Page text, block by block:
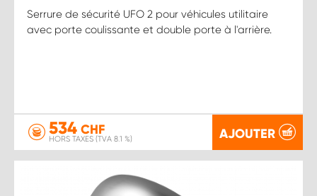
Serrure de sécurité UFO 2 pour véhicules utilitaire
avec porte coulissante et double porte à l'arrière.
534 CHF
HORS TAXES (TVA 8.1 %) AJOUTER